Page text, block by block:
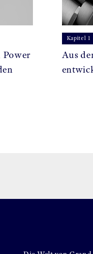
Power
Kapitel 1
Aus